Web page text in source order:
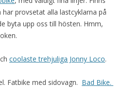
har provsetat alla lastcyklarna på
byta upp oss till hösten. Hmm,
coolaste trehjuliga Jonny Loco.
Fatbike med sidovagn. Bad Bike.